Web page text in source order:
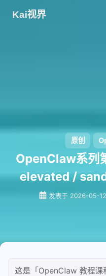
Kai视界
原创
OpenClaw系列
elevated /
发表于 2026-05-12
这是「OpenClaw 教程课